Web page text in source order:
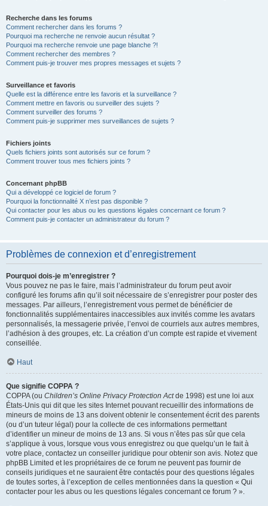
Recherche dans les forums
Comment rechercher dans les forums ?
Pourquoi ma recherche ne renvoie aucun résultat ?
Pourquoi ma recherche renvoie une page blanche ?!
Comment rechercher des membres ?
Comment puis-je trouver mes propres messages et sujets ?
Surveillance et favoris
Quelle est la différence entre les favoris et la surveillance ?
Comment mettre en favoris ou surveiller des sujets ?
Comment surveiller des forums ?
Comment puis-je supprimer mes surveillances de sujets ?
Fichiers joints
Quels fichiers joints sont autorisés sur ce forum ?
Comment trouver tous mes fichiers joints ?
Concernant phpBB
Qui a développé ce logiciel de forum ?
Pourquoi la fonctionnalité X n’est pas disponible ?
Qui contacter pour les abus ou les questions légales concernant ce forum ?
Comment puis-je contacter un administrateur du forum ?
Problèmes de connexion et d’enregistrement
Pourquoi dois-je m’enregistrer ?
Vous pouvez ne pas le faire, mais l’administrateur du forum peut avoir
configuré les forums afin qu’il soit nécessaire de s’enregistrer pour poster des
messages. Par ailleurs, l’enregistrement vous permet de bénéficier de
fonctionnalités supplémentaires inaccessibles aux invités comme les avatars
personnalisés, la messagerie privée, l’envoi de courriels aux autres membres,
l’adhésion à des groupes, etc. La création d’un compte est rapide et vivement
conseillée.
Haut
Que signifie COPPA ?
COPPA (ou Children’s Online Privacy Protection Actde 1998) est une loi aux
États-Unis qui dit que les sites Internet pouvant recueillir des informations de
mineurs de moins de 13 ans doivent obtenir le consentement écrit des parents
(ou d’un tuteur légal) pour la collecte de ces informations permettant
d’identifier un mineur de moins de 13 ans. Si vous n’êtes pas sûr que cela
s’applique à vous, lorsque vous vous enregistrez ou que quelqu’un le fait à
votre place, contactez un conseiller juridique pour obtenir son avis. Notez que
phpBB Limited et les propriétaires de ce forum ne peuvent pas fournir de
conseils juridiques et ne sauraient être contactés pour des questions légales
de toutes sortes, à l’exception de celles mentionnées dans la question « Qui
contacter pour les abus ou les questions légales concernant ce forum ? ».